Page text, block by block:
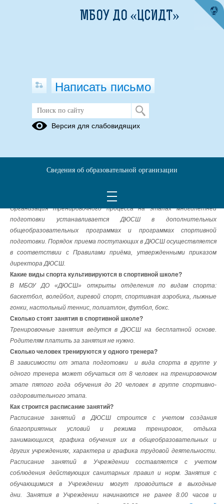
Часто задаваемые вопросы
1)спортивно-оздоровительный этап (СО);
Организация тренировочного процесса на этапах многолетней
подготовки устанавливается ДЮСШ в дополнительных
общеобразовательных программах и программах спортивной
подготовки. Порядок приема поступающих в ДЮСШ осуществляется
в соответствии с Правилами приёма, утвержденными приказом
директора ДЮСШ.
Какие виды спорта культивируются в спортивной школе?
В МБОУ ДО «ДЮСШ» открыты отделения по видам спорта:
баскетбол, волейбол, гиревой спорт, спортивная аэробика, лыжные
гонки, настольный теннис, полиатлон, футбол, бокс.
Сколько стоят занятия в спортивной школе?
Тренировочные занятия ведутся в ДЮСШ на бесплатной основе.
Родителям платить за занятия не нужно.
Сколько человек тренируются у одного тренера?
В зависимости от этапа подготовки и вида спорта в группе у
одного тренера может обучаться от 8 человек на тренировочном
этапе пятого года обучения до 20 человек в группе спортивно-
оздоровительного этапа.
Как строится расписание занятий?
Расписание занятий в ДЮСШ строится с учетом создания
благоприятных условий и режима тренировок, отдыха
занимающихся, графика обучения их в общеобразовательных и
других учреждениях, характера и графика трудовой деятельности.
Расписание занятий в Учреждении составляется с учетом
соблюдения действующих санитарных правил и норм.
Занятия с
обучающимися в Учреждении могут проводиться в выходные
дни. Занятия в Учрежденииначинаются не ранее 8.00 часов и
МБОУ ДО «ЦСИДТ»
Написать письмо
Версия для слабовидящих
Сведения об образовательной организации